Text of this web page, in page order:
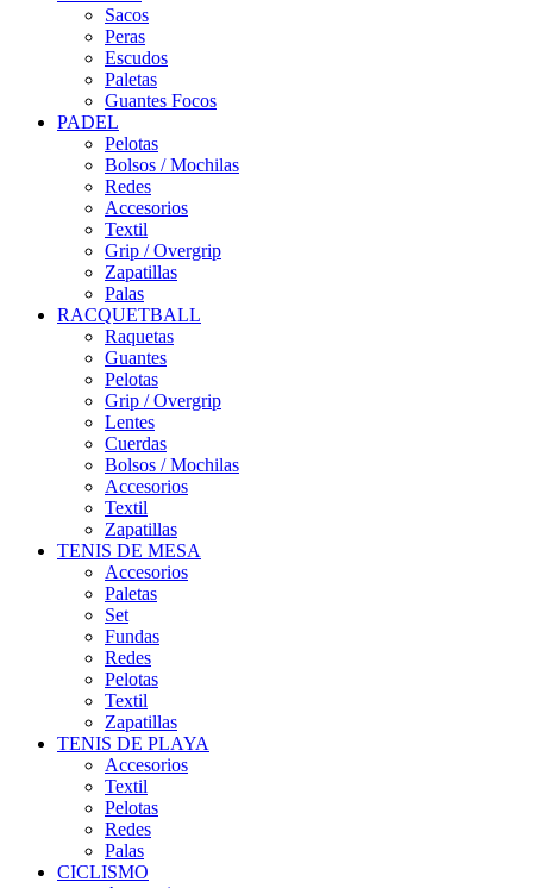
Sacos
Peras
Escudos
Paletas
Guantes Focos
PADEL
Pelotas
Bolsos / Mochilas
Redes
Accesorios
Textil
Grip / Overgrip
Zapatillas
Palas
RACQUETBALL
Raquetas
Guantes
Pelotas
Grip / Overgrip
Lentes
Cuerdas
Bolsos / Mochilas
Accesorios
Textil
Zapatillas
TENIS DE MESA
Accesorios
Paletas
Set
Fundas
Redes
Pelotas
Textil
Zapatillas
TENIS DE PLAYA
Accesorios
Textil
Pelotas
Redes
Palas
CICLISMO